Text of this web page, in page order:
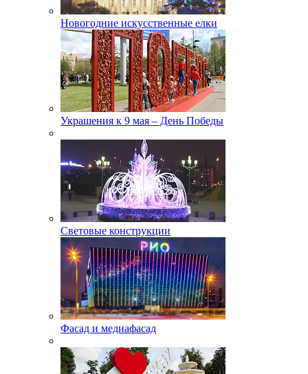
Новогодние искусственные елки
Украшения к 9 мая – День Победы
Световые конструкции
Фасад и медиафасад